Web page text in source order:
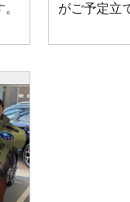
がご予定立